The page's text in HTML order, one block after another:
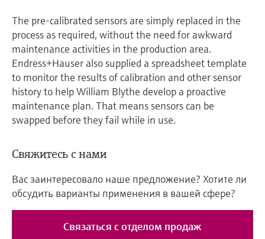
The pre-calibrated sensors are simply replaced in the
process as required, without the need for awkward
maintenance activities in the production area.
Endress+Hauser also supplied a spreadsheet template
to monitor the results of calibration and other sensor
history to help William Blythe develop a proactive
maintenance plan. That means sensors can be
swapped before they fail while in use.
Свяжитесь с нами
Вас заинтересовало наше предложение? Хотите ли
обсудить варианты применения в вашей сфере?
Связаться с отделом продаж